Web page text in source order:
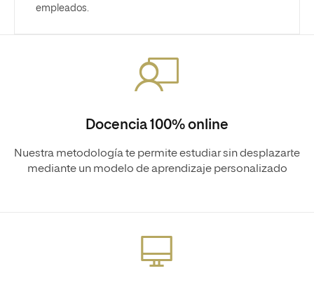
empleados.
Docencia 100% online
Nuestra metodología te permite estudiar sin desplazarte
mediante un modelo de aprendizaje personalizado